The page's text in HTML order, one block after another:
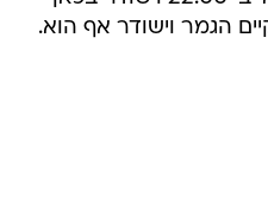
הגמר וישודר אף הוא.